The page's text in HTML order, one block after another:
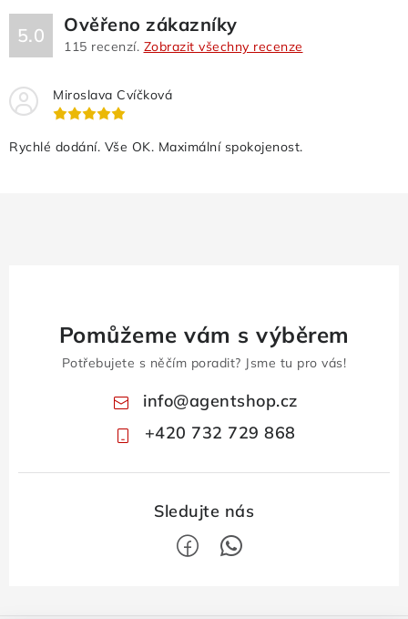
5.0 Ověřeno zákazníky
115 recenzí. Zobrazit všechny recenze
Miroslava Cvíčková
Rychlé dodání. Vše OK. Maximální spokojenost.
Pomůžeme vám s výběrem
Potřebujete s něčím poradit? Jsme tu pro vás!
info@agentshop.cz
+420 732 729 868